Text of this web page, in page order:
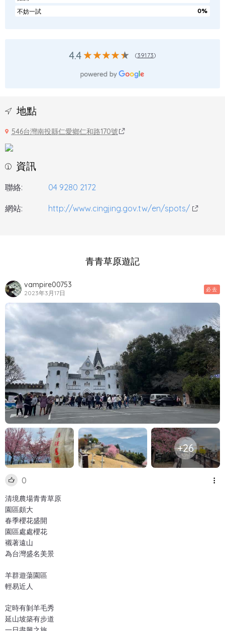
不妨一試
0%
4.4 (39173)
地點
546台灣南投縣仁愛鄉仁和路170號
資訊
聯絡: 04 9280 2172
網站: http://www.cingjing.gov.tw/en/spots/
青青草原遊記
vampire00753
2023年3月17日 必去
+26
0
清境農場青青草原
園區頗大
春季櫻花盛開
園區處處櫻花
襯著遠山
為台灣盛名美景
羊群遊蕩園區
輕易近人
定時有剝羊毛秀
延山坡築有步道